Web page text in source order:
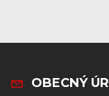
OBECNÝ